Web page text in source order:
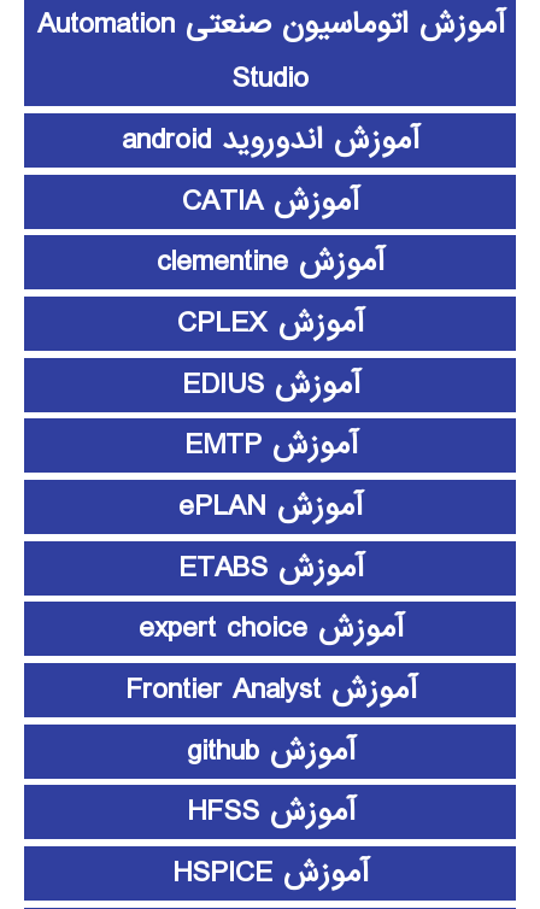
آموزش اتوماسیون صنعتی Automation
Studio
آموزش اندوروید android
آموزش CATIA
آموزش clementine
آموزش CPLEX
آموزش EDIUS
آموزش EMTP
آموزش ePLAN
آموزش ETABS
آموزش expert choice
آموزش Frontier Analyst
آموزش github
آموزش HFSS
آموزش HSPICE